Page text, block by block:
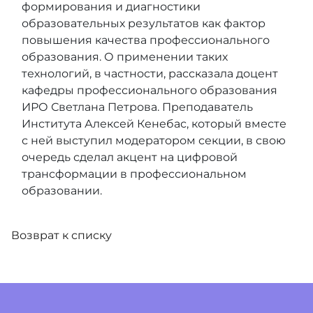
формирования и диагностики
образовательных результатов как фактор
повышения качества профессионального
образования. О применении таких
технологий, в частности, рассказала доцент
кафедры профессионального образования
ИРО Светлана Петрова. Преподаватель
Института Алексей Кенебас, который вместе
с ней выступил модератором секции, в свою
очередь сделал акцент на цифровой
трансформации в профессиональном
образовании.
Возврат к списку